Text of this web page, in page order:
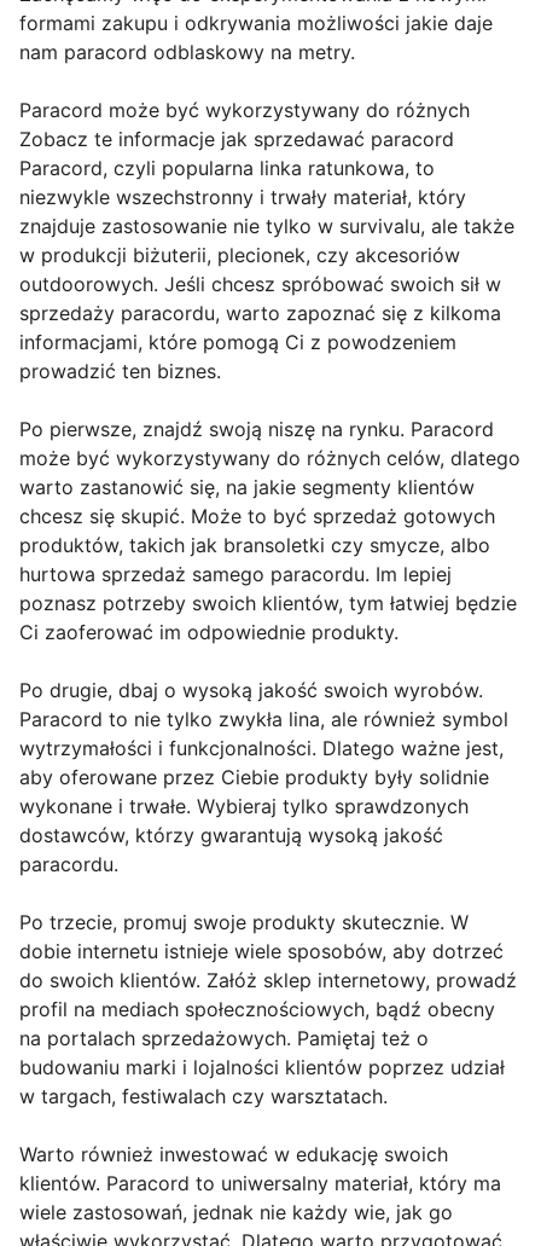
formami zakupu i odkrywania możliwości jakie daje
nam paracord odblaskowy na metry.
Paracord może być wykorzystywany do różnych
Zobacz te informacje jak sprzedawać paracord
Paracord, czyli popularna linka ratunkowa, to
niezwykle wszechstronny i trwały materiał, który
znajduje zastosowanie nie tylko w survivalu, ale także
w produkcji biżuterii, plecionek, czy akcesoriów
outdoorowych. Jeśli chcesz spróbować swoich sił w
sprzedaży paracordu, warto zapoznać się z kilkoma
informacjami, które pomogą Ci z powodzeniem
prowadzić ten biznes.
Po pierwsze, znajdź swoją niszę na rynku. Paracord
może być wykorzystywany do różnych celów, dlatego
warto zastanowić się, na jakie segmenty klientów
chcesz się skupić. Może to być sprzedaż gotowych
produktów, takich jak bransoletki czy smycze, albo
hurtowa sprzedaż samego paracordu. Im lepiej
poznasz potrzeby swoich klientów, tym łatwiej będzie
Ci zaoferować im odpowiednie produkty.
Po drugie, dbaj o wysoką jakość swoich wyrobów.
Paracord to nie tylko zwykła lina, ale również symbol
wytrzymałości i funkcjonalności. Dlatego ważne jest,
aby oferowane przez Ciebie produkty były solidnie
wykonane i trwałe. Wybieraj tylko sprawdzonych
dostawców, którzy gwarantują wysoką jakość
paracordu.
Po trzecie, promuj swoje produkty skutecznie. W
dobie internetu istnieje wiele sposobów, aby dotrzeć
do swoich klientów. Załóż sklep internetowy, prowadź
profil na mediach społecznościowych, bądź obecny
na portalach sprzedażowych. Pamiętaj też o
budowaniu marki i lojalności klientów poprzez udział
w targach, festiwalach czy warsztatach.
Warto również inwestować w edukację swoich
klientów. Paracord to uniwersalny materiał, który ma
wiele zastosowań, jednak nie każdy wie, jak go